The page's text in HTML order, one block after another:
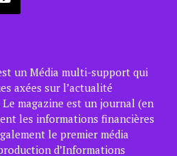
un Média multi-support qui
axées sur l’actualité
magazine est un journal (en
les informations financières
le premier média
d’Informations